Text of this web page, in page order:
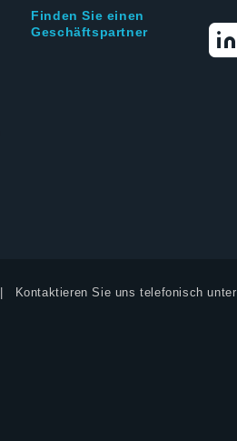
Finden Sie einen
Geschäftspartner
Kontaktieren Sie uns telefonisch unter